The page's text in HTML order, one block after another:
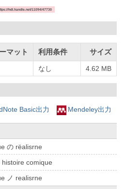
hdl.handle.net/11094/47730
マット 利用条件 サイズ
なし 4.62 MB
Basic出力 Mendeley出力
の rëalisrne
comique
ノ realisrne